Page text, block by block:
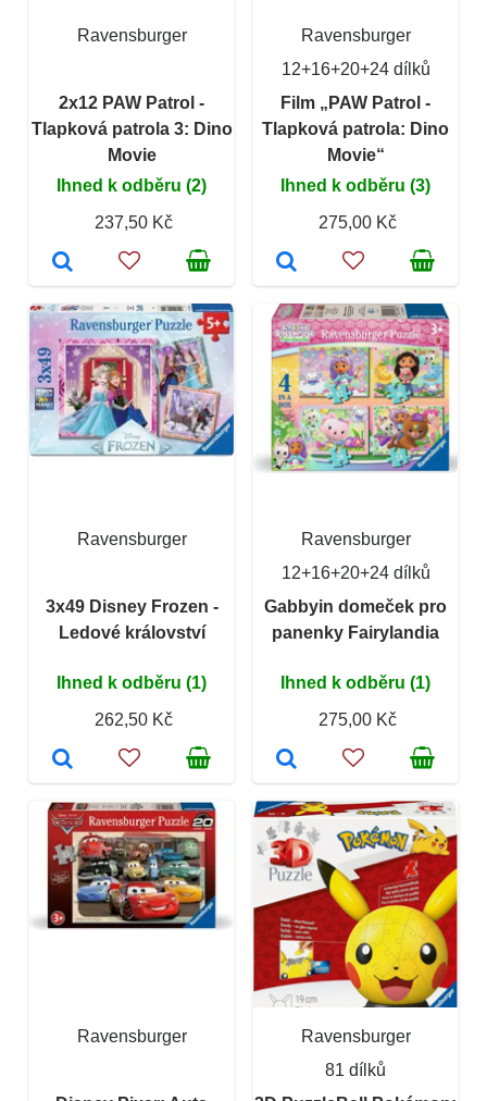
Ravensburger
2x12 PAW Patrol -
Tlapková patrola 3: Dino
Movie
Ihned k odběru (2)
237,50 Kč
Ravensburger
12+16+20+24 dílků
Film „PAW Patrol -
Tlapková patrola: Dino
Movie“
Ihned k odběru (3)
275,00 Kč
Ravensburger
3x49 Disney Frozen -
Ledové království
Ihned k odběru (1)
262,50 Kč
Ravensburger
12+16+20+24 dílků
Gabbyin domeček pro
panenky Fairylandia
Ihned k odběru (1)
275,00 Kč
Ravensburger
Ravensburger
81 dílků